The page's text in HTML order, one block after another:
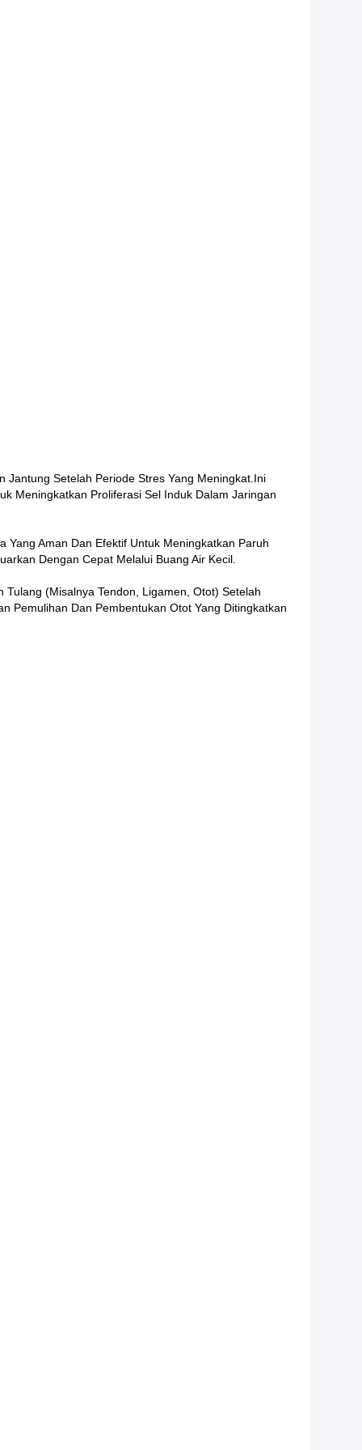
Jantung Setelah Periode Stres Yang Meningkat.Ini
Meningkatkan Proliferasi Sel Induk Dalam Jaringan
Yang Aman Dan Efektif Untuk Meningkatkan Paruh
Dengan Cepat Melalui Buang Air Kecil.
(misalnya Tendon, Ligamen, Otot) Setelah
Pemulihan Dan Pembentukan Otot Yang Ditingkatkan